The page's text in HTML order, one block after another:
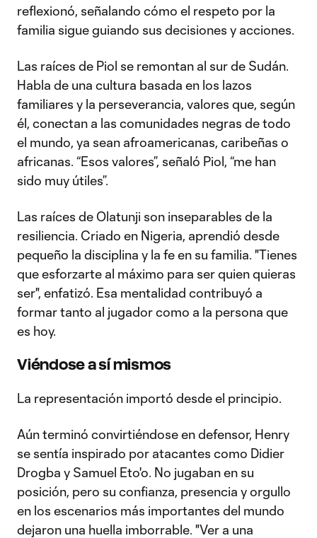
reflexionó, señalando cómo el respeto por la
familia sigue guiando sus decisiones y acciones.
Las raíces de Piol se remontan al sur de Sudán.
Habla de una cultura basada en los lazos
familiares y la perseverancia, valores que, según
él, conectan a las comunidades negras de todo
el mundo, ya sean afroamericanas, caribeñas o
africanas. “Esos valores”, señaló Piol, “me han
sido muy útiles”.
Las raíces de Olatunji son inseparables de la
resiliencia. Criado en Nigeria, aprendió desde
pequeño la disciplina y la fe en su familia. "Tienes
que esforzarte al máximo para ser quien quieras
ser", enfatizó. Esa mentalidad contribuyó a
formar tanto al jugador como a la persona que
es hoy.
Viéndose a sí mismos
La representación importó desde el principio.
Aún terminó convirtiéndose en defensor, Henry
se sentía inspirado por atacantes como Didier
Drogba y Samuel Eto'o. No jugaban en su
posición, pero su confianza, presencia y orgullo
en los escenarios más importantes del mundo
dejaron una huella imborrable. "Ver a una